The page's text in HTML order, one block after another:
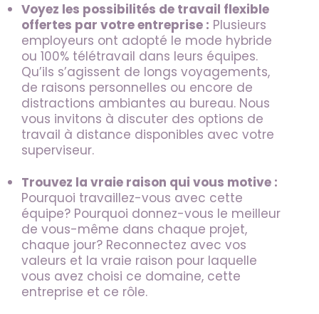
Voyez les possibilités de travail flexible
offertes par votre entreprise : Plusieurs
employeurs ont adopté le mode hybride
ou 100% télétravail dans leurs équipes.
Qu’ils s’agissent de longs voyagements,
de raisons personnelles ou encore de
distractions ambiantes au bureau. Nous
vous invitons à discuter des options de
travail à distance disponibles avec votre
superviseur.
Trouvez la vraie raison qui vous motive :
Pourquoi travaillez-vous avec cette
équipe? Pourquoi donnez-vous le meilleur
de vous-même dans chaque projet,
chaque jour? Reconnectez avec vos
valeurs et la vraie raison pour laquelle
vous avez choisi ce domaine, cette
entreprise et ce rôle.